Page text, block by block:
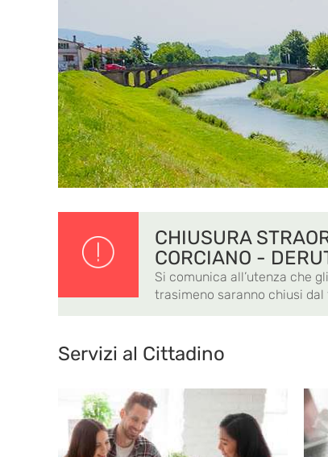
CHIUSURA
CORCIANO -
Si comunica all’utenza che
trasimeno saranno chiusi dal
Servizi al Cittadino